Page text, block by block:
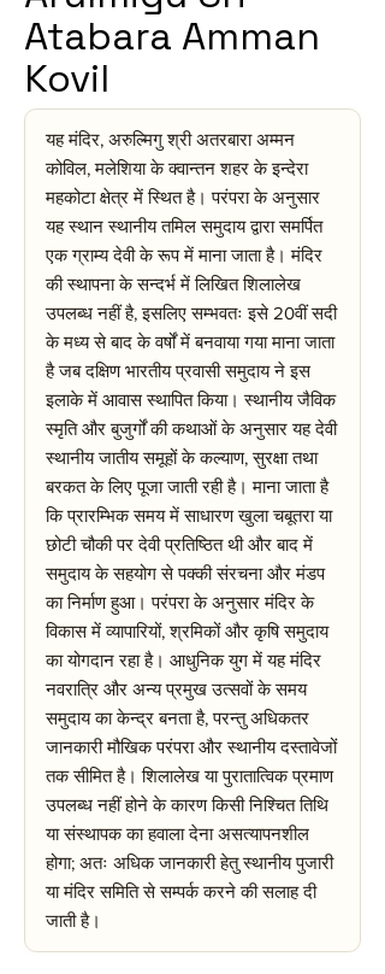
Atabara Amman
Kovil
यह मंदिर, अरुल्मिगु श्री अतरबारा अम्मन
कोविल, मलेशिया के क्वान्तन शहर के इन्देरा
महकोटा क्षेत्र में स्थित है। परंपरा के अनुसार
यह स्थान स्थानीय तमिल समुदाय द्वारा समर्पित
एक ग्राम्य देवी के रूप में माना जाता है। मंदिर
की स्थापना के सन्दर्भ में लिखित शिलालेख
उपलब्ध नहीं है, इसलिए सम्भवतः इसे 20वीं सदी
के मध्य से बाद के वर्षों में बनवाया गया माना जाता
है जब दक्षिण भारतीय प्रवासी समुदाय ने इस
इलाके में आवास स्थापित किया। स्थानीय जैविक
स्मृति और बुजुर्गों की कथाओं के अनुसार यह देवी
स्थानीय जातीय समूहों के कल्याण, सुरक्षा तथा
बरकत के लिए पूजा जाती रही है। माना जाता है
कि प्रारम्भिक समय में साधारण खुला चबूतरा या
छोटी चौकी पर देवी प्रतिष्ठित थी और बाद में
समुदाय के सहयोग से पक्की संरचना और मंडप
का निर्माण हुआ। परंपरा के अनुसार मंदिर के
विकास में व्यापारियों, श्रमिकों और कृषि समुदाय
का योगदान रहा है। आधुनिक युग में यह मंदिर
नवरात्रि और अन्य प्रमुख उत्सवों के समय
समुदाय का केन्द्र बनता है, परन्तु अधिकतर
जानकारी मौखिक परंपरा और स्थानीय दस्तावेजों
तक सीमित है। शिलालेख या पुरातात्विक प्रमाण
उपलब्ध नहीं होने के कारण किसी निश्चित तिथि
या संस्थापक का हवाला देना असत्यापनशील
होगा; अतः अधिक जानकारी हेतु स्थानीय पुजारी
या मंदिर समिति से सम्पर्क करने की सलाह दी
जाती है।